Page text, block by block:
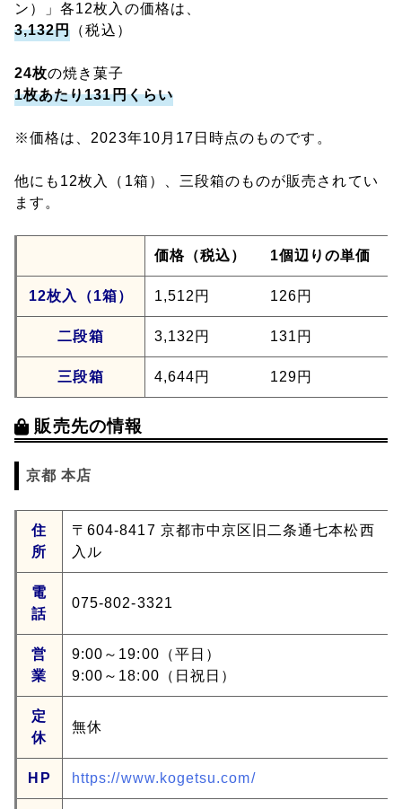
ン）」各12枚入の価格は、
3,132円 （税込）
24枚の焼き菓子
1枚あたり131円くらい
※価格は、2023年10月17日時点のものです。
他にも12枚入（1箱）、三段箱のものが販売されてい
ます。
価格（税込） 1個辺りの単価
12枚入（1箱） 1,512円 126円
二段箱 3,132円 131円
三段箱 4,644円 129円
販売先の情報
京都 本店
住
所
〒604-8417 京都市中京区旧二条通七本松西
入ル
電
話
075-802-3321
営
業
9:00～19:00（平日）
9:00～18:00（日祝日）
定
休
無休
HP https://www.kogetsu.com/